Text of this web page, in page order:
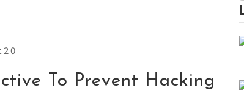
0
To Prevent Hacking